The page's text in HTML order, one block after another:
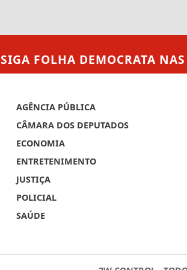
SIGA FOLHA DEMOCRATA
AGÊNCIA PÚBLICA
CÂMARA DOS DEPUTADOS
ECONOMIA
ENTRETENIMENTO
JUSTIÇA
POLICIAL
SAÚDE